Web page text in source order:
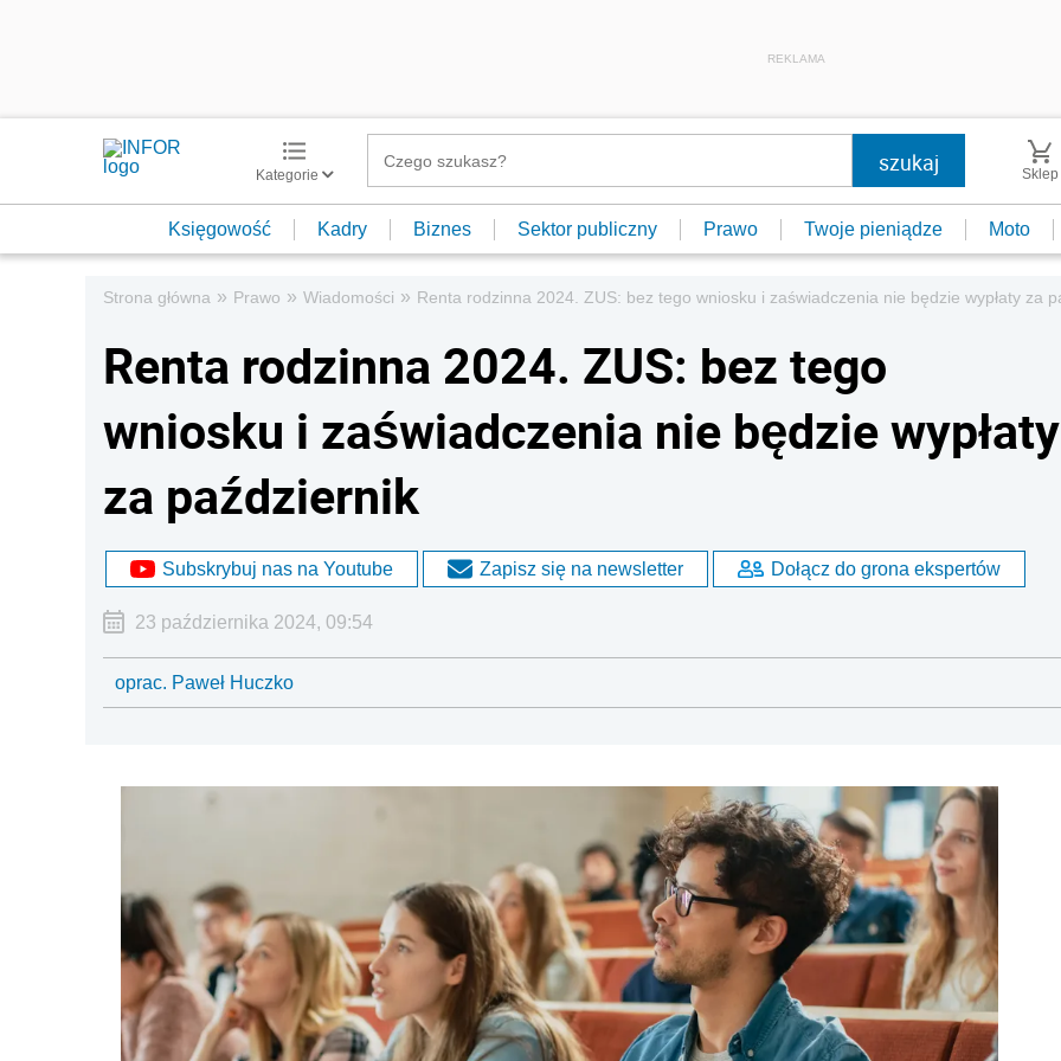
REKLAMA
Kategorie Sklep
Księgowość Kadry Biznes Sektor publiczny Prawo Twoje pieniądze Moto
Strona główna » Prawo » Wiadomości » Renta rodzinna 2024. ZUS: bez tego wniosku i zaświadczenia nie będzie wypłaty za
Renta rodzinna 2024. ZUS: bez tego
wniosku i zaświadczenia nie będzie wypłaty
za październik
Subskrybuj nas na Youtube Zapisz się na newsletter Dołącz do grona ekspertów
23 października 2024, 09:54
oprac. Paweł Huczko